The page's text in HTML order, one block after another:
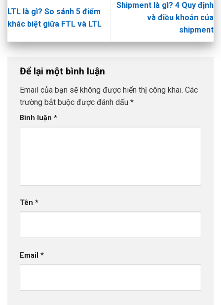
LTL là gì? So sánh 5 điểm
khác biệt giữa FTL và LTL
Shipment là gì? 4 Quy định
và điều khoản của
shipment
Để lại một bình luận
Email của bạn sẽ không được hiển thị công khai. Các
trường bắt buộc được đánh dấu *
Bình luận *
Tên *
Email *